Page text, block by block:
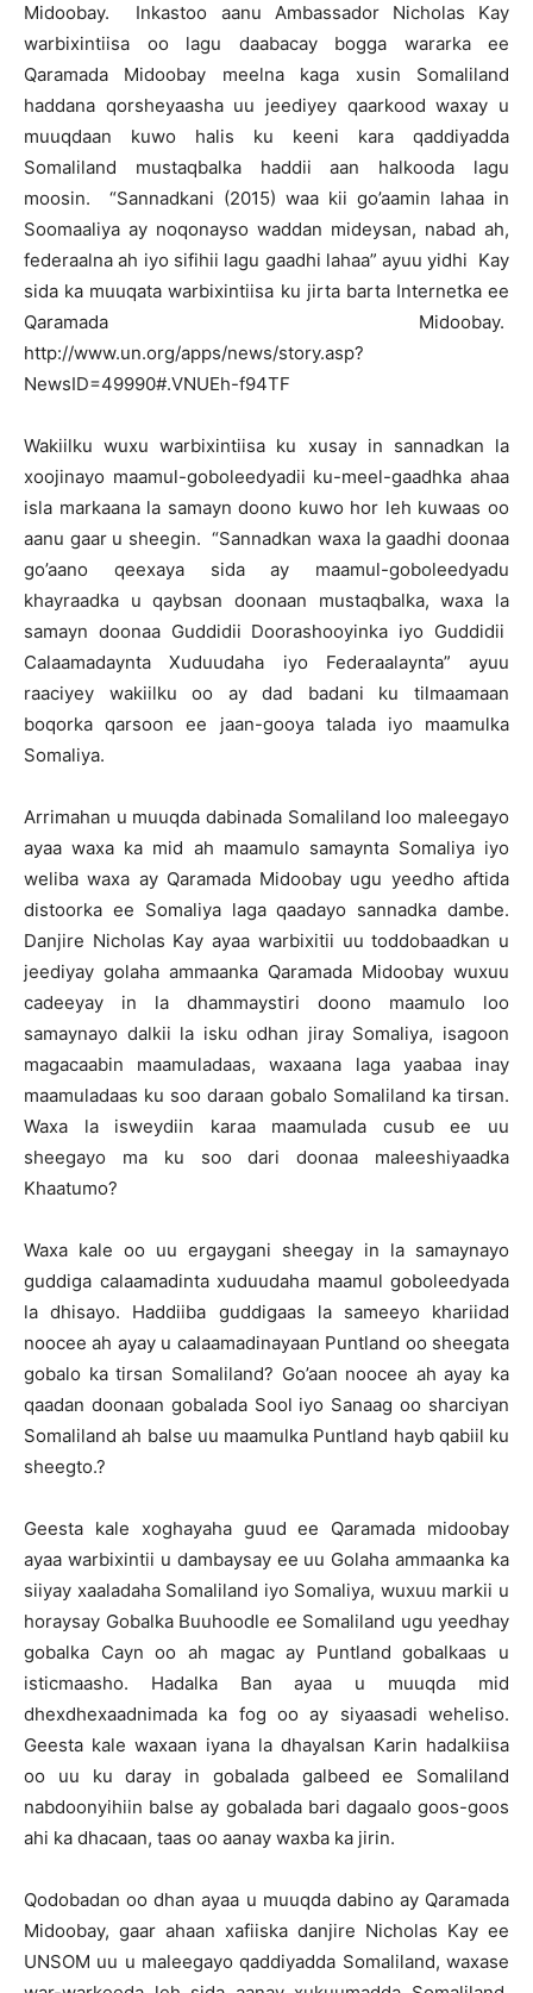
Midoobay. Inkastoo aanu Ambassador Nicholas Kay
warbixintiisa oo lagu daabacay bogga wararka ee
Qaramada Midoobay meelna kaga xusin Somaliland
haddana qorsheyaasha uu jeediyey qaarkood waxay u
muuqdaan kuwo halis ku keeni kara qaddiyadda
Somaliland mustaqbalka haddii aan halkooda lagu
moosin. “Sannadkani (2015) waa kii go’aamin lahaa in
Soomaaliya ay noqonayso waddan mideysan, nabad ah,
federaalna ah iyo sifihii lagu gaadhi lahaa” ayuu yidhi Kay
sida ka muuqata warbixintiisa ku jirta barta Internetka ee
Qaramada Midoobay.
http://www.un.org/apps/news/story.asp?
NewsID=49990#.VNUEh-f94TF
Wakiilku wuxu warbixintiisa ku xusay in sannadkan la
xoojinayo maamul-goboleedyadii ku-meel-gaadhka ahaa
isla markaana la samayn doono kuwo hor leh kuwaas oo
aanu gaar u sheegin. “Sannadkan waxa la gaadhi doonaa
go’aano qeexaya sida ay maamul-goboleedyadu
khayraadka u qaybsan doonaan mustaqbalka, waxa la
samayn doonaa Guddidii Doorashooyinka iyo Guddidii
Calaamadaynta Xuduudaha iyo Federaalaynta” ayuu
raaciyey wakiilku oo ay dad badani ku tilmaamaan
boqorka qarsoon ee jaan-gooya talada iyo maamulka
Somaliya.
Arrimahan u muuqda dabinada Somaliland loo maleegayo
ayaa waxa ka mid ah maamulo samaynta Somaliya iyo
weliba waxa ay Qaramada Midoobay ugu yeedho aftida
distoorka ee Somaliya laga qaadayo sannadka dambe.
Danjire Nicholas Kay ayaa warbixitii uu toddobaadkan u
jeediyay golaha ammaanka Qaramada Midoobay wuxuu
cadeeyay in la dhammaystiri doono maamulo loo
samaynayo dalkii la isku odhan jiray Somaliya, isagoon
magacaabin maamuladaas, waxaana laga yaabaa inay
maamuladaas ku soo daraan gobalo Somaliland ka tirsan.
Waxa la isweydiin karaa maamulada cusub ee uu
sheegayo ma ku soo dari doonaa maleeshiyaadka
Khaatumo?
Waxa kale oo uu ergaygani sheegay in la samaynayo
guddiga calaamadinta xuduudaha maamul goboleedyada
la dhisayo. Haddiiba guddigaas la sameeyo khariidad
noocee ah ayay u calaamadinayaan Puntland oo sheegata
gobalo ka tirsan Somaliland? Go’aan noocee ah ayay ka
qaadan doonaan gobalada Sool iyo Sanaag oo sharciyan
Somaliland ah balse uu maamulka Puntland hayb qabiil ku
sheegto.?
Geesta kale xoghayaha guud ee Qaramada midoobay
ayaa warbixintii u dambaysay ee uu Golaha ammaanka ka
siiyay xaaladaha Somaliland iyo Somaliya, wuxuu markii u
horaysay Gobalka Buuhoodle ee Somaliland ugu yeedhay
gobalka Cayn oo ah magac ay Puntland gobalkaas u
isticmaasho. Hadalka Ban ayaa u muuqda mid
dhexdhexaadnimada ka fog oo ay siyaasadi weheliso.
Geesta kale waxaan iyana la dhayalsan Karin hadalkiisa
oo uu ku daray in gobalada galbeed ee Somaliland
nabdoonyihiin balse ay gobalada bari dagaalo goos-goos
ahi ka dhacaan, taas oo aanay waxba ka jirin.
Qodobadan oo dhan ayaa u muuqda dabino ay Qaramada
Midoobay, gaar ahaan xafiiska danjire Nicholas Kay ee
UNSOM uu u maleegayo qaddiyadda Somaliland, waxase